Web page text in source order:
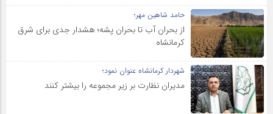
حامد شاهین مهر؛
از بحران آب تا بحران پشه؛ هشدار جدی برای شرق
کرمانشاه
شهردار کرمانشاه عنوان نمود؛
مدیران نظارت بر زیر مجموعه را بیشتر کنند